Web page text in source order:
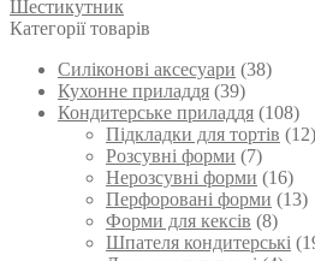
на
товару
Шестикутник
Категорії товарів
Силіконові аксесуари (38)
Кухонне приладдя (39)
Кондитерське приладдя (108)
Підкладки для тортів (12)
Розсувні форми (7)
Нерозсувні форми (16)
Перфоровані форми (13)
Форми для кексів (8)
Шпателя кондитерські